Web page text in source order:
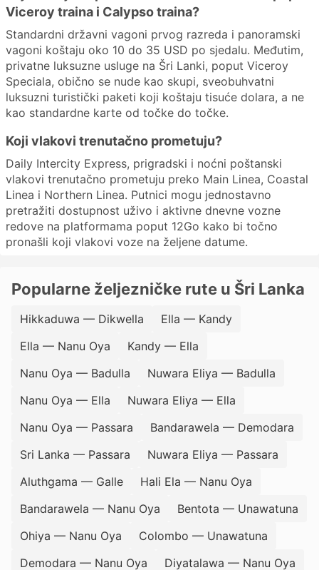
Viceroy traina i Calypso traina?
Standardni državni vagoni prvog razreda i panoramski
vagoni koštaju oko 10 do 35 USD po sjedalu. Međutim,
privatne luksuzne usluge na Šri Lanki, poput Viceroy
Speciala, obično se nude kao skupi, sveobuhvatni
luksuzni turistički paketi koji koštaju tisuće dolara, a ne
kao standardne karte od točke do točke.
Koji vlakovi trenutačno prometuju?
Daily Intercity Express, prigradski i noćni poštanski
vlakovi trenutačno prometuju preko Main Linea, Coastal
Linea i Northern Linea. Putnici mogu jednostavno
pretražiti dostupnost uživo i aktivne dnevne vozne
redove na platformama poput 12Go kako bi točno
pronašli koji vlakovi voze na željene datume.
Popularne željezničke rute u Šri Lanka
Hikkaduwa — Dikwella
Ella — Kandy
Ella — Nanu Oya
Kandy — Ella
Nanu Oya — Badulla
Nuwara Eliya — Badulla
Nanu Oya — Ella
Nuwara Eliya — Ella
Nanu Oya — Passara
Bandarawela — Demodara
Sri Lanka — Passara
Nuwara Eliya — Passara
Aluthgama — Galle
Hali Ela — Nanu Oya
Bandarawela — Nanu Oya
Bentota — Unawatuna
Ohiya — Nanu Oya
Colombo — Unawatuna
Demodara — Nanu Oya
Diyatalawa — Nanu Oya